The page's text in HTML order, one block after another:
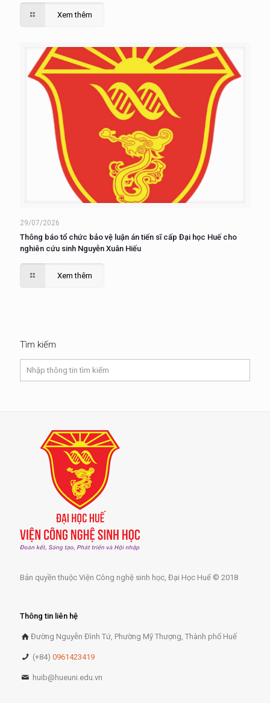
Xem thêm
29/07/2026
Thông báo tổ chức bảo vệ luận án tiến sĩ cấp Đại học Huế cho
nghiên cứu sinh Nguyễn Xuân Hiếu
Xem thêm
Tìm kiếm
Bản quyền thuộc Viện Công nghệ sinh học, Đại Học Huế © 2018
Thông tin liên hệ
Đường Nguyễn Đình Tứ, Phường Mỹ Thượng, Thành phố Huế
(+84)0961423419
huib@hueuni.edu.vn